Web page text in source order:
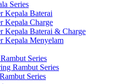
Series
Kepala Baterai
Kepala Charge
Kepala Baterai & Charge
Kepala Menyelam
Series
Rambut Series
Series